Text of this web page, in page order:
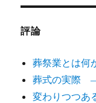
評論
葬祭業とは何
葬式の実際 ―
変わりつつあ